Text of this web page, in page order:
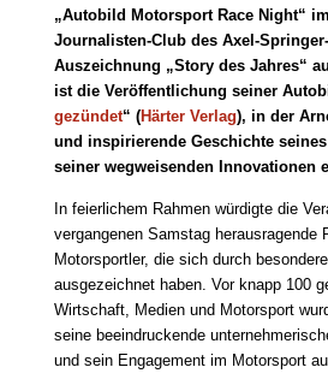
„Autobild Motorsport Race Night“
Journalisten-Club des Axel-
Auszeichnung „Story des Jahres“
ist die Veröffentlichung seiner
gezündet“ (Härter Verlag), in der
und inspirierende Geschichte
seiner wegweisenden Innovationen
In feierlichem Rahmen würdigte die
vergangenen Samstag herausragende
Motorsportler, die sich durch
ausgezeichnet haben. Vor knapp 100
Wirtschaft, Medien und Motorsport
seine beeindruckende
und sein Engagement im Motorsport